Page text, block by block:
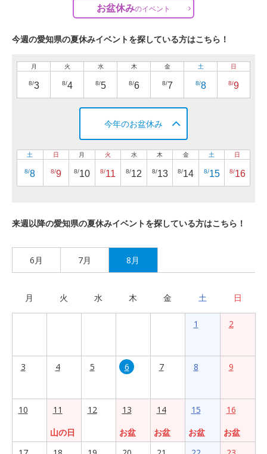
お盆休みのイベント
今週の愛知県の夏休みイベントを探している方はこちら！
月
8/3
火
8/4
水
8/5
木
8/6
金
8/7
土
8/8
日
8/9
今年のお盆休み
土
8/8
日
8/9
月
8/10
火
8/11
水
8/12
木
8/13
金
8/14
土
8/15
日
8/16
来週以降の愛知県の夏休みイベントを探している方はこちら！
6月 7月 8月
月 火 水 木 金 土 日
1 2
3 4 5 6 7 8 9
10
11
山の日
12
13
お盆
14
お盆
15
お盆
16
お盆